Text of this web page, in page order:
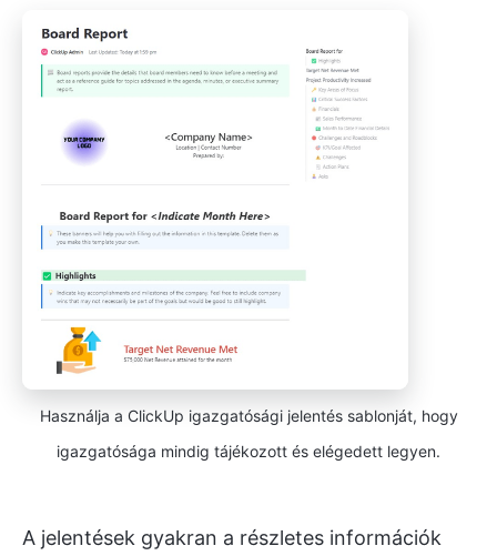
Használja a ClickUp igazgatósági jelentés sablonját, hogy
igazgatósága mindig tájékozott és elégedett legyen.
A jelentések gyakran a részletes információk